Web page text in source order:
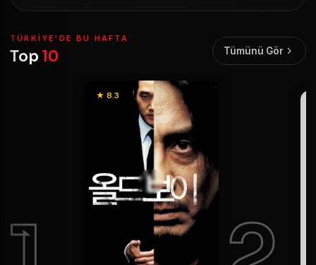
TÜRKIYE'DE BU HAFTA
Top 10 Tümünü Gör
★ 8.3